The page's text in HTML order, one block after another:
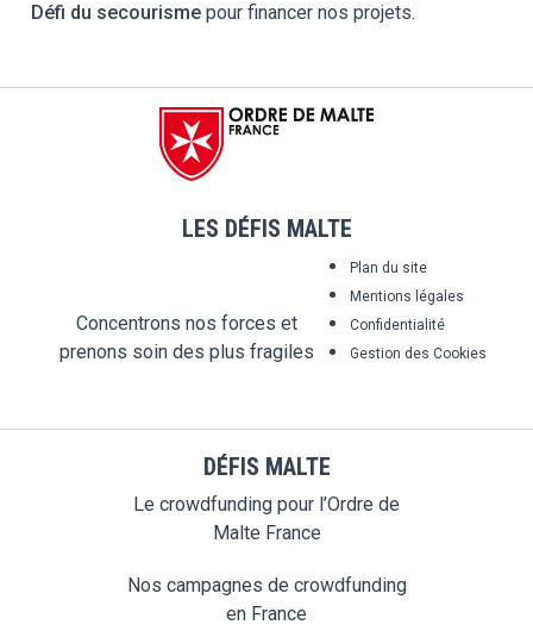
Défi du secourisme pour financer nos projets.
LES DÉFIS MALTE
Concentrons nos forces et
prenons soin des plus fragiles
Plan du site
Mentions légales
Confidentialité
Gestion des Cookies
DÉFIS MALTE
Le crowdfunding pour l’Ordre de
Malte France
Nos campagnes de crowdfunding
en France